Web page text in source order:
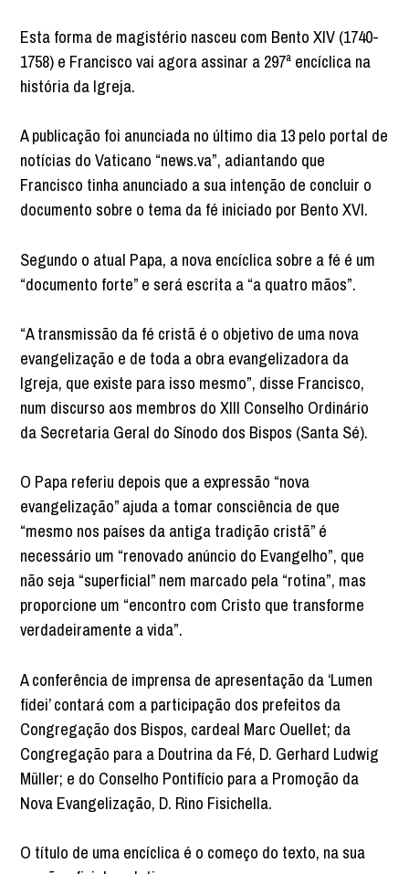
Esta forma de magistério nasceu com Bento XIV (1740-
1758) e Francisco vai agora assinar a 297ª encíclica na
história da Igreja.
A publicação foi anunciada no último dia 13 pelo portal de
notícias do Vaticano “news.va”, adiantando que
Francisco tinha anunciado a sua intenção de concluir o
documento sobre o tema da fé iniciado por Bento XVI.
Segundo o atual Papa, a nova encíclica sobre a fé é um
“documento forte” e será escrita a “a quatro mãos”.
“A transmissão da fé cristã é o objetivo de uma nova
evangelização e de toda a obra evangelizadora da
Igreja, que existe para isso mesmo”, disse Francisco,
num discurso aos membros do XIII Conselho Ordinário
da Secretaria Geral do Sínodo dos Bispos (Santa Sé).
O Papa referiu depois que a expressão “nova
evangelização” ajuda a tomar consciência de que
“mesmo nos países da antiga tradição cristã” é
necessário um “renovado anúncio do Evangelho”, que
não seja “superficial” nem marcado pela “rotina”, mas
proporcione um “encontro com Cristo que transforme
verdadeiramente a vida”.
A conferência de imprensa de apresentação da ‘Lumen
fidei’ contará com a participação dos prefeitos da
Congregação dos Bispos, cardeal Marc Ouellet; da
Congregação para a Doutrina da Fé, D. Gerhard Ludwig
Müller; e do Conselho Pontifício para a Promoção da
Nova Evangelização, D. Rino Fisichella.
O título de uma encíclica é o começo do texto, na sua